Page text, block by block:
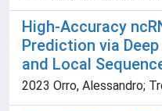
High-Accuracy
Prediction via
and Local
2023 Orro, Alessandro;